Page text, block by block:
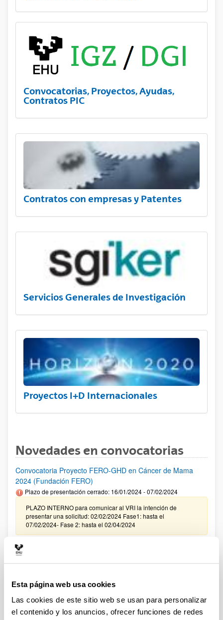
Esta página web usa cookies
Las cookies de este sitio web se usan para personalizar
el contenido y los anuncios, ofrecer funciones de redes
Convocatorias, Proyectos, Ayudas,
Contratos PIC
Contratos con empresas y Patentes
Servicios Generales de Investigación
Proyectos I+D Internacionales
Novedades en convocatorias
Convocatoria Proyecto FERO-GHD en Cáncer de Mama
2024 (Fundación FERO)
Plazo de presentación cerrado: 16/01/2024 - 07/02/2024
PLAZO INTERNO para comunicar al VRI la intención de
presentar una solicitud: 02/02/2024 Fase1: hasta el
07/02/2024- Fase 2: hasta el 02/04/2024
Premios "Fronteras del Conocimiento" de la Fundación BBVA
2024
BECA FERO 2024 PARA JÓVENES INVESTIGADORES
Plazo de presentación cerrado: 16/01/2024 - 07/02/2024
Fase1: hasta el 07/02/2024- Fase 2: hasta el 02/04/2024